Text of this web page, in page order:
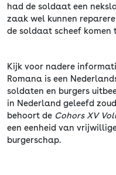
had de soldaat een
zaak wel kunnen
de soldaat scheef komen
Kijk voor nadere
Romana is een
soldaten en burgers
in Nederland geleefd
behoort de Cohors XV
een eenheid van
burgerschap.